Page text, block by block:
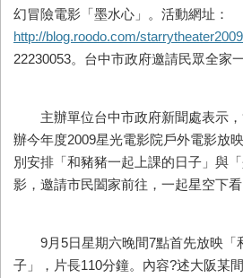
幻冒險電影「墨水心」。活動網址：
http://blog.roodo.com/starrytheater2009
22230053。台中市政府邀請民眾全家
主辦單位台中市政府新聞處表示，
辦今年度2009星光電影院戶外電影放
別安排「和豬豬一起上課的日子」與
影，邀請市民闔家前往，一起星空下看
9月5日星期六晚間7點首先放映「
子」，片長110分鐘。內容?述大阪某